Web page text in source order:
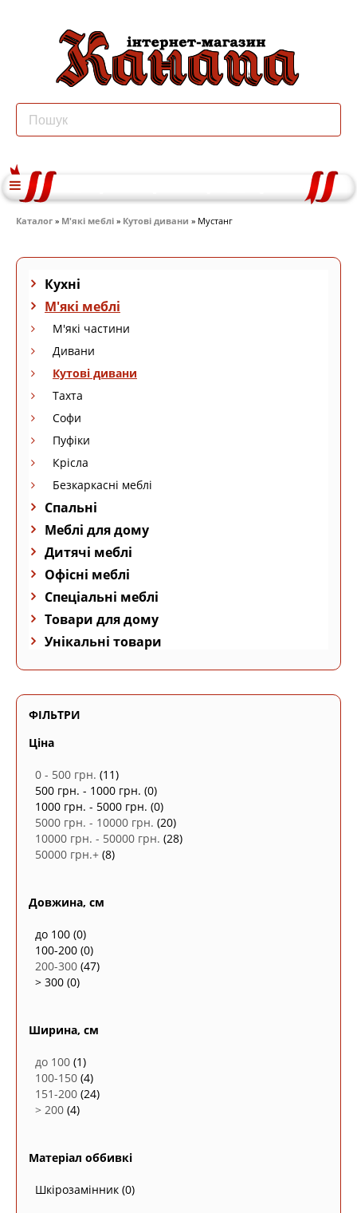
Каталог » М'які меблі » Кутові дивани » Мустанг
Кухні
М'які меблі
М'які частини
Дивани
Кутові дивани
Тахта
Софи
Пуфіки
Крісла
Безкаркасні меблі
Спальні
Меблі для дому
Дитячі меблі
Офісні меблі
Спеціальні меблі
Товари для дому
Унікальні товари
ФІЛЬТРИ
Ціна
0 - 500 грн. (11)
500 грн. - 1000 грн. (0)
1000 грн. - 5000 грн. (0)
5000 грн. - 10000 грн. (20)
10000 грн. - 50000 грн. (28)
50000 грн.+ (8)
Довжина, см
до 100 (0)
100-200 (0)
200-300 (47)
> 300 (0)
Ширина, см
до 100 (1)
100-150 (4)
151-200 (24)
> 200 (4)
Матеріал оббивкі
Шкірозамінник (0)